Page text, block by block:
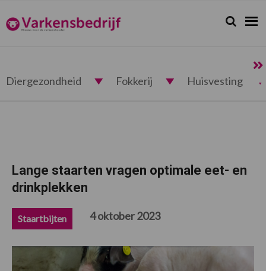
de
hoofdnavigatie
de
hoofd
de
eerste
de
voettekst
Varkensbedrijf.nl Zoeken...
Zoek
Diergezondheid Fokkerij Huisvesting
Lange staarten vragen optimale eet- en
drinkplekken
Staartbijten 4 oktober 2023